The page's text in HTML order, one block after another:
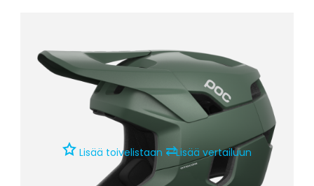
Lisää toivelistaan ⇄Lisää vertailuun